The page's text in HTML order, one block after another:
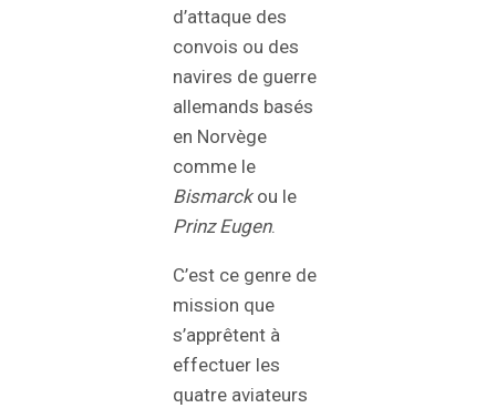
d’attaque des
convois ou des
navires de guerre
allemands basés
en Norvège
comme le
Bismarckou le
Prinz Eugen.
C’est ce genre de
mission que
s’apprêtent à
effectuer les
quatre aviateurs